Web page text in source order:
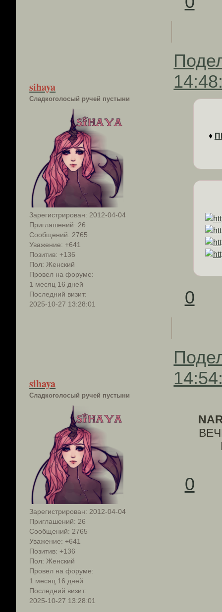
sihaya
Сладкоголосый ручей пустыни
Зарегистрирован: 2012-04-04
Приглашений: 26
Сообщений: 2765
Уважение: +641
Позитив: +136
Пол: Женский
Провел на форуме:
1 месяц 16 дней
Последний визит:
2025-10-27 13:28:01
♦
0
sihaya
Сладкоголосый ручей пустыни
Зарегистрирован: 2012-04-04
Приглашений: 26
Сообщений: 2765
Уважение: +641
Позитив: +136
Пол: Женский
Провел на форуме:
1 месяц 16 дней
Последний визит:
2025-10-27 13:28:01
0